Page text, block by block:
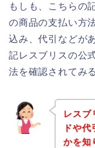
もしも、こちらの
の商品の支払い方
込み、代引などが
記レスブリスの公
法を確認されてみ
レスブ
ドや
かを知